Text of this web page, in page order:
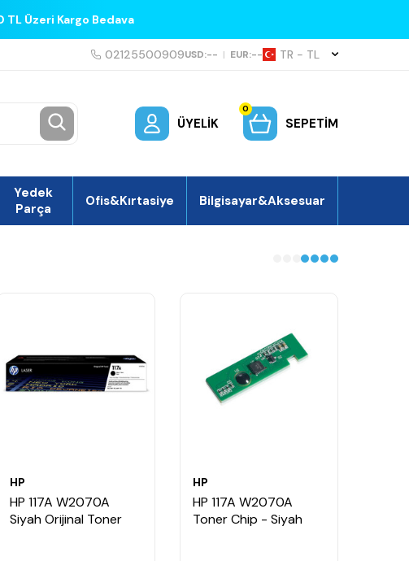
TL Üzeri Kargo Bedava
02125500909USD:-- | EUR:-- TR − TL
ÜYELIK
0
SEPETIM
Yedek
Parça
Ofis&Kırtasiye Bilgisayar&Aksesuar
HP
HP 117A W2070A
Siyah Orijinal Toner
HP
HP 117A W2070A
Toner Chip - Siyah